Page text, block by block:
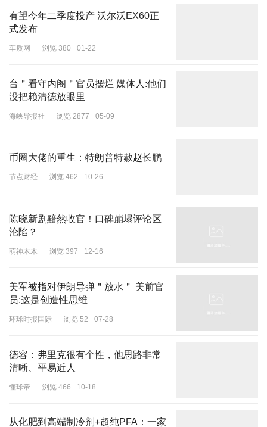
有望今年二季度投产 沃尔沃EX60正
式发布
车质网 浏览 380 01-22
台＂看守内阁＂官员摆烂 媒体人:他们
没把赖清德放眼里
海峡导报社 浏览 2877 05-09
币圈大佬的重生：特朗普特赦赵长鹏
节点财经 浏览 462 10-26
陈晓新剧黯然收官！口碑崩塌评论区
沦陷？
萌神木木 浏览 397 12-16
美军被指对伊朗导弹＂放水＂ 美前官
员:这是创造性思维
环球时报国际 浏览 52 07-28
德容：弗里克很有个性，他思路非常
清晰、平易近人
懂球帝 浏览 466 10-18
从化肥到高端制冷剂+超纯PFA：一家